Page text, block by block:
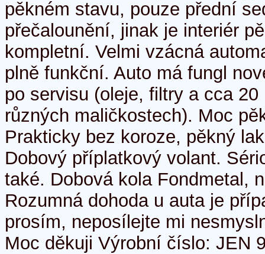
pěkném stavu, pouze přední
přečalounění, jinak je interiér
kompletní. Velmi vzácná
plně funkční. Auto má fungl
po servisu (oleje, filtry a cca 20
různých maličkostech). Moc
Prakticky bez koroze, pěkný
Dobový příplatkový volant.
také. Dobová kola Fondmetal,
Rozumná dohoda u auta je
prosím, neposílejte mi
Moc děkuji Výrobní číslo: JEN